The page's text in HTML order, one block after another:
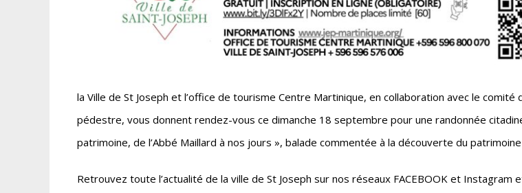
la Ville de St Joseph et l’office de tourisme Centre Martinique, en collaboration avec le comité
pédestre, vous donnent rendez-vous ce dimanche 18 septembre pour une randonnée
patrimoine, de l’Abbé Maillard à nos jours », balade commentée à la découverte du patrimoine
Retrouvez toute l’actualité de la ville de St Joseph sur nos réseaux FACEBOOK et Instagram